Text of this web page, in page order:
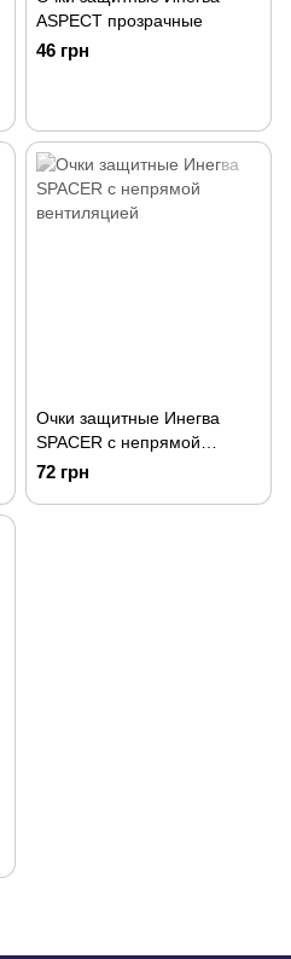
ASPECT прозрачные
46 грн
Очки защитные Инегва
SPACER с непрямой
вентиляцией
72 грн